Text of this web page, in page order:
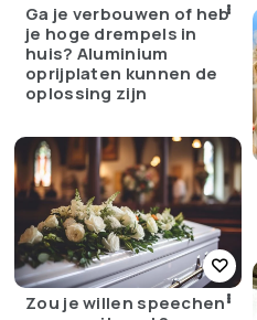
Ga je verbouwen of heb
je hoge drempels in
huis? Aluminium
oprijplaten kunnen de
oplossing zijn
Zou je willen speechen